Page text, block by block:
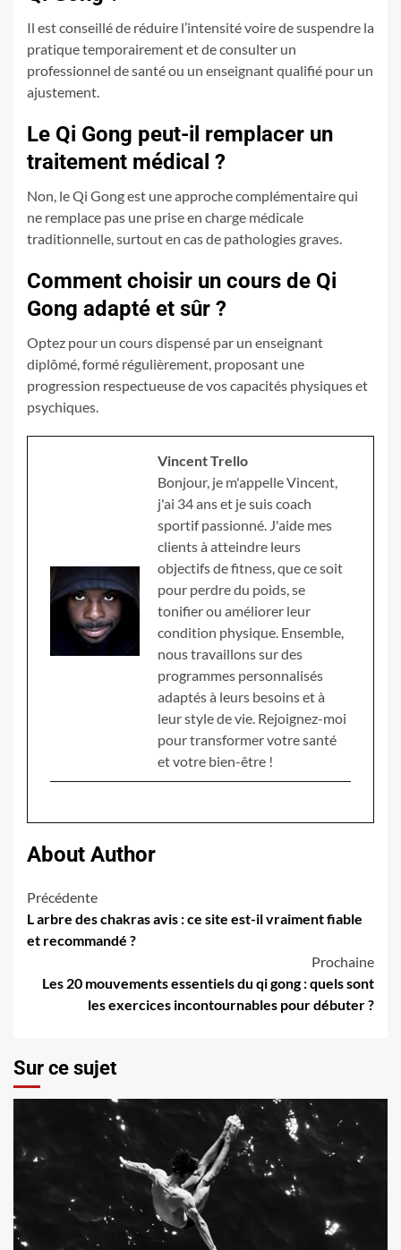
Il est conseillé de réduire l’intensité voire de suspendre la
pratique temporairement et de consulter un
professionnel de santé ou un enseignant qualifié pour un
ajustement.
Le Qi Gong peut-il remplacer un
traitement médical ?
Non, le Qi Gong est une approche complémentaire qui
ne remplace pas une prise en charge médicale
traditionnelle, surtout en cas de pathologies graves.
Comment choisir un cours de Qi
Gong adapté et sûr ?
Optez pour un cours dispensé par un enseignant
diplômé, formé régulièrement, proposant une
progression respectueuse de vos capacités physiques et
psychiques.
Vincent Trello
Bonjour, je m'appelle Vincent,
j'ai 34 ans et je suis coach
sportif passionné. J'aide mes
clients à atteindre leurs
objectifs de fitness, que ce soit
pour perdre du poids, se
tonifier ou améliorer leur
condition physique. Ensemble,
nous travaillons sur des
programmes personnalisés
adaptés à leurs besoins et à
leur style de vie. Rejoignez-moi
pour transformer votre santé
et votre bien-être !
About Author
Navigation
d’article
Précédente
L arbre des chakras avis : ce site est-il vraiment fiable
et recommandé ?
Prochaine
Les 20 mouvements essentiels du qi gong : quels sont
les exercices incontournables pour débuter ?
Sur ce sujet